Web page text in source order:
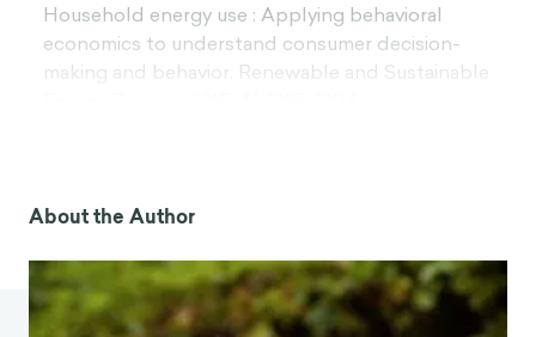
Household energy use : Applying behavioral
economics to understand consumer decision-
making and behavior. Renewable and Sustainable
and Status Quo Bias. Journal of Economic
[10] Pichert, D. ; Katsikopoulos, K. V., Green defaults
: Information presentation and pro-environmental
About the Author